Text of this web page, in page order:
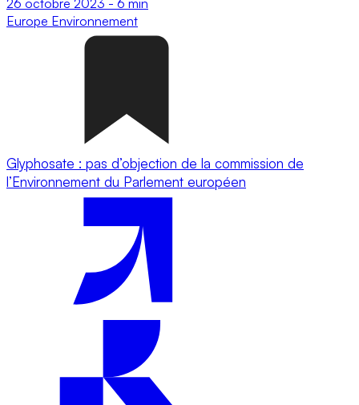
Europe Environnement
Glyphosate : pas d’objection de la commission de
l’Environnement du Parlement européen